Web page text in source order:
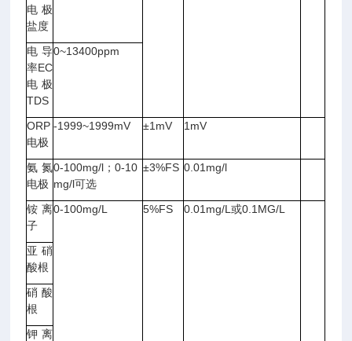
电极
盐度
电导
率EC
电极
TDS
0~13400ppm
ORP
电极
-1999~1999mV ±1mV 1mV
氨氮
电极
0-100mg/l；0-10
mg/l可选
±3%FS 0.01mg/l
铵离
子
0-100mg/L 5%FS 0.01mg/L或0.1MG/L
亚硝
酸根
硝酸
根
钾离